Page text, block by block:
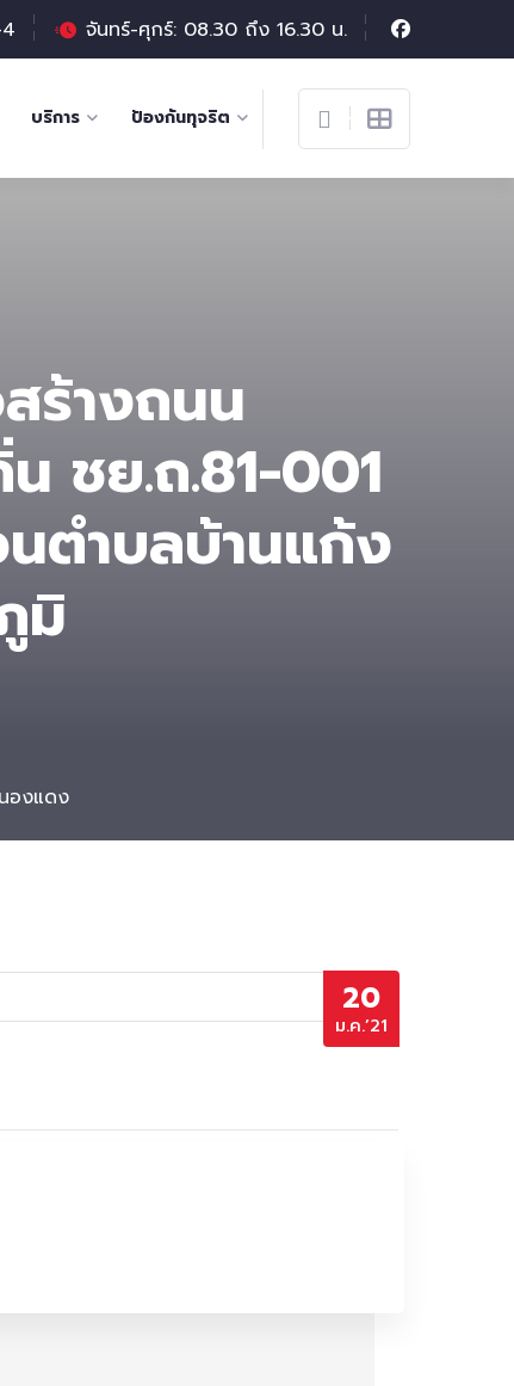
จันทร์-ศุกร์: 08.30 ถึง 16.30 น.
บริการ ป้องกันทุจริต
ร้างถนน
ชย.ถ.81-001
ตําบลบ้านแก้ง
มิ
องแดง
20
ม.ค.’21